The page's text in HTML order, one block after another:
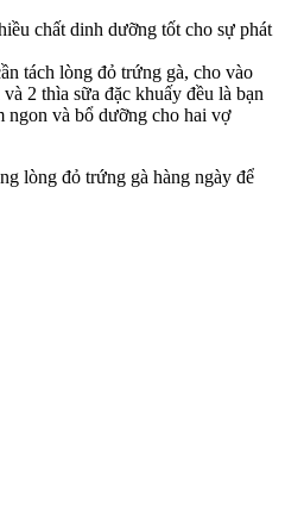
chất dinh dưỡng tốt cho sự phát
tách lòng đỏ trứng gà, cho vào
2 thìa sữa đặc khuấy đều là bạn
ngon và bổ dưỡng cho hai vợ
lòng đỏ trứng gà hàng ngày để